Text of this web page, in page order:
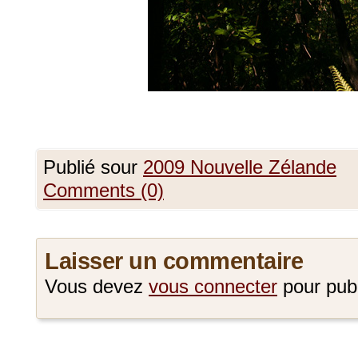
Publié sour 2009 Nouvelle Zélande
Comments (0)
Laisser un commentaire
Vous devez vous connecter pour